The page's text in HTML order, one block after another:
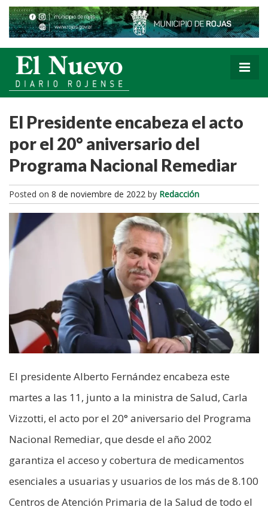
El Presidente encabeza el acto
por el 20° aniversario del
Programa Nacional Remediar
Posted on 8 de noviembre de 2022 by Redacción
El presidente Alberto Fernández encabeza este
martes a las 11, junto a la ministra de Salud, Carla
Vizzotti, el acto por el 20° aniversario del Programa
Nacional Remediar, que desde el año 2002
garantiza el acceso y cobertura de medicamentos
esenciales a usuarias y usuarios de los más de 8.100
Centros de Atención Primaria de la Salud de todo el